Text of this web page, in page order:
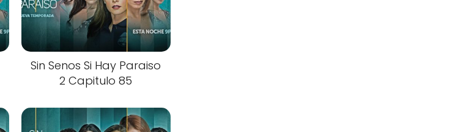
Sin Senos Si Hay Paraiso
2 Capitulo 85